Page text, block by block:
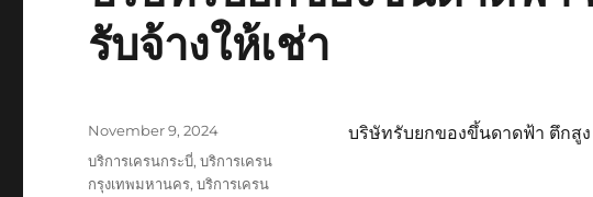
รับจ้างให้เช่า
บริษัทรับยกของขึ้นดาดฟ้า ตึกสูง
Posted
on
November 9, 2024
Tags
บริการเครนกระบี่,บริการเครน
กรุงเทพมหานคร,บริการเครน